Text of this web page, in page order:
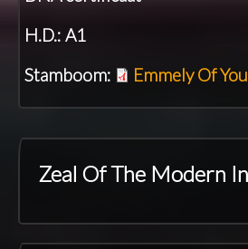
H.D.: A1
Stamboom:
Emmely Of
Zeal Of The Modern